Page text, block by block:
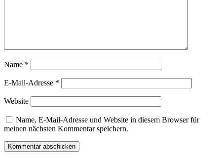
Name *
E-Mail-Adresse *
Website
Name, E-Mail-Adresse und Website in diesem Browser für
meinen nächsten Kommentar speichern.